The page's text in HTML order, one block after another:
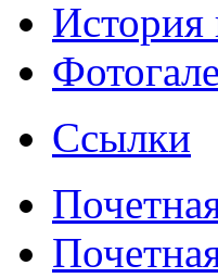
История
Ссылки